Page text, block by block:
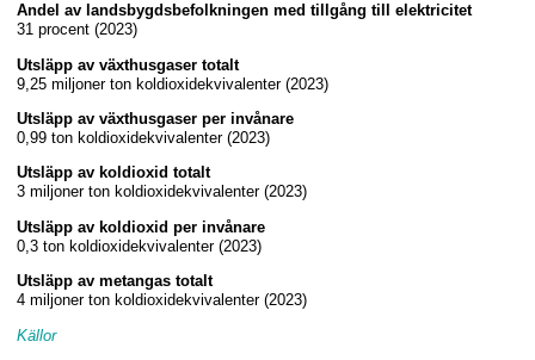
Andel av landsbygdsbefolkningen med tillgång till elektricitet
31 procent (2023)
Utsläpp av växthusgaser totalt
9,25 miljoner ton koldioxidekvivalenter (2023)
Utsläpp av växthusgaser per invånare
0,99 ton koldioxidekvivalenter (2023)
Utsläpp av koldioxid totalt
3 miljoner ton koldioxidekvivalenter (2023)
Utsläpp av koldioxid per invånare
0,3 ton koldioxidekvivalenter (2023)
Utsläpp av metangas totalt
4 miljoner ton koldioxidekvivalenter (2023)
Källor